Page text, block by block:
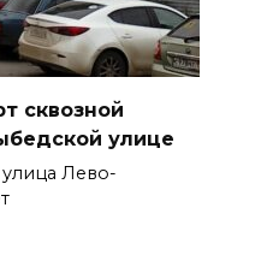
сквозной
улице
улица Лево-